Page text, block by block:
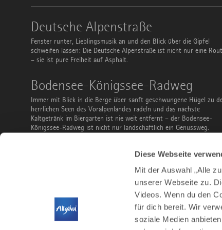
Diese Webseite
Mit der Auswahl „Alle
unserer Webseite zu.
Videos. Wenn du den
für dich bereit. Wir
soziale Medien
Deutsche Alpenstraße
Fenster runter, Lieblingsmusik an und den Blick über die Gipfel
schweifen lassen: Die Deutsche Alpenstraße ist nicht nur eine
– sie ist pure Freiheit auf Asphalt.
Deutsche
Alpenstraße
Bodensee-Königssee-Radweg
Immer mit Blick in die Berge über sanft geschwungene Hügel zu
herrlichen Seen des Voralpenlandes radeln und das nächste
Kaltgetränk im Biergarten ist nie weit entfernt – der Bodensee-
Königssee-Radweg ist nicht nur landschaftlich ein Genussweg.
Bodensee-
Königssee-
Radweg
Ausflüge mit Bus und Bahn
Du musst keinen Parkplatz suchen, kannst vor der Abreise sorglos
noch ein Bier bestellen und ist teilweise sogar gratis: Nutze Bus
und Bahn, um das Allgäu zu entdecken. Ob Familienausflug,
Stadtbesuch, Wanderung, Radtour oder Wintersport – hier findest
du ein paar Vorschläge.